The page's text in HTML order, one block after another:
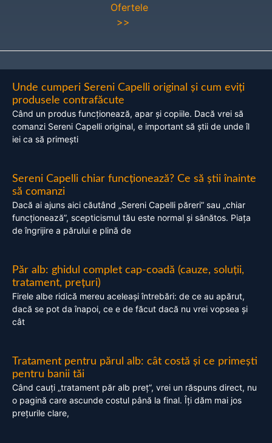
Ofertele
>>
Unde cumperi Sereni Capelli original și cum eviți
produsele contrafăcute
Când un produs funcționează, apar și copiile. Dacă vrei să
comanzi Sereni Capelli original, e important să știi de unde îl
iei ca să primești
Sereni Capelli chiar funcționează? Ce să știi înainte
să comanzi
Dacă ai ajuns aici căutând „Sereni Capelli păreri” sau „chiar
funcționează”, scepticismul tău este normal și sănătos. Piața
de îngrijire a părului e plină de
Păr alb: ghidul complet cap-coadă (cauze, soluții,
tratament, prețuri)
Firele albe ridică mereu aceleași întrebări: de ce au apărut,
dacă se pot da înapoi, ce e de făcut dacă nu vrei vopsea și
cât
Tratament pentru părul alb: cât costă și ce primești
pentru banii tăi
Când cauți „tratament păr alb preț”, vrei un răspuns direct, nu
o pagină care ascunde costul până la final. Îți dăm mai jos
prețurile clare,